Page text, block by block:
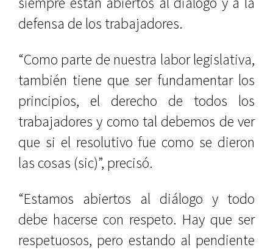
defensa de los trabajadores.
“Como parte de nuestra labor legislativa,
también tiene que ser fundamentar los
principios, el derecho de todos los
trabajadores y como tal debemos de ver
que si el resolutivo fue como se dieron
las cosas (sic)”, precisó.
“Estamos abiertos al diálogo y todo
debe hacerse con respeto. Hay que ser
respetuosos, pero estando al pendiente